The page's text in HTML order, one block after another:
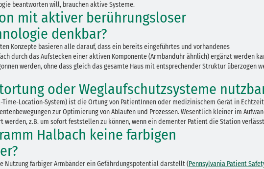
beantworten will, brauchen aktive Systeme.
mit aktiver berührungsloser
denkbar?
Konzepte basieren alle darauf, dass ein bereits eingeführtes und vorhandenes
durch das Aufstecken einer aktiven Komponente (Armbanduhr ähnlich) ergänzt werden
werden, ohne dass gleich das gesamte Haus mit entsprechender Struktur überzogen
oder Weglaufschutzsysteme
Time-Location-System) ist die Ortung von PatientInnen oder medizinischem Gerät in Echtzeit
zur Optimierung von Abläufen und Prozessen. Wesentlich kleiner im
z.B. um sofort feststellen zu können, wenn ein dementer Patient die Station
Halbach keine farbigen
Nutzung farbiger Armbänder ein Gefährdungspotential darstellt (Pennsylvania Patient